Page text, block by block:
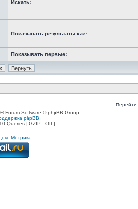
Искать:
Показывать результаты как:
Показывать первые:
Перейти:
® Forum Software © phpBB Group
phpBB
Queries | GZIP : Off ]